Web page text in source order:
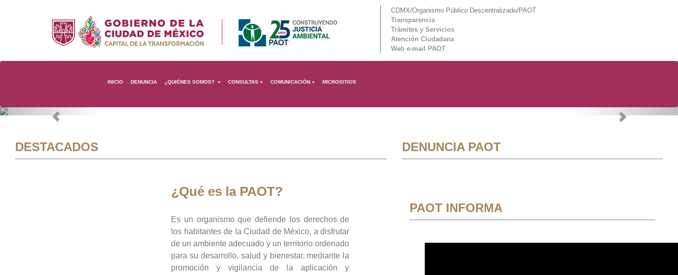
CDMX/Organismo Público Descentralizado/PAOT
Transparencia
Trámites y Servicios
Atención Ciudadana
Web e-mail PAOT
INICIO DENUNCIA ¿QUIÉNES SOMOS? CONSULTAS COMUNICACIÓN MICROSITIOS
Previous Next
DESTACADOS
¿Qué es la PAOT?
Es un organismo que defiende los derechos de
los habitantes de la Ciudad de México, a disfrutar
de un ambiente adecuado y un territorio ordenado
para su desarrollo, salud y bienestar, mediante la
promoción y vigilancia de la aplicación y
DENUNCIA PAOT
PAOT INFORMA